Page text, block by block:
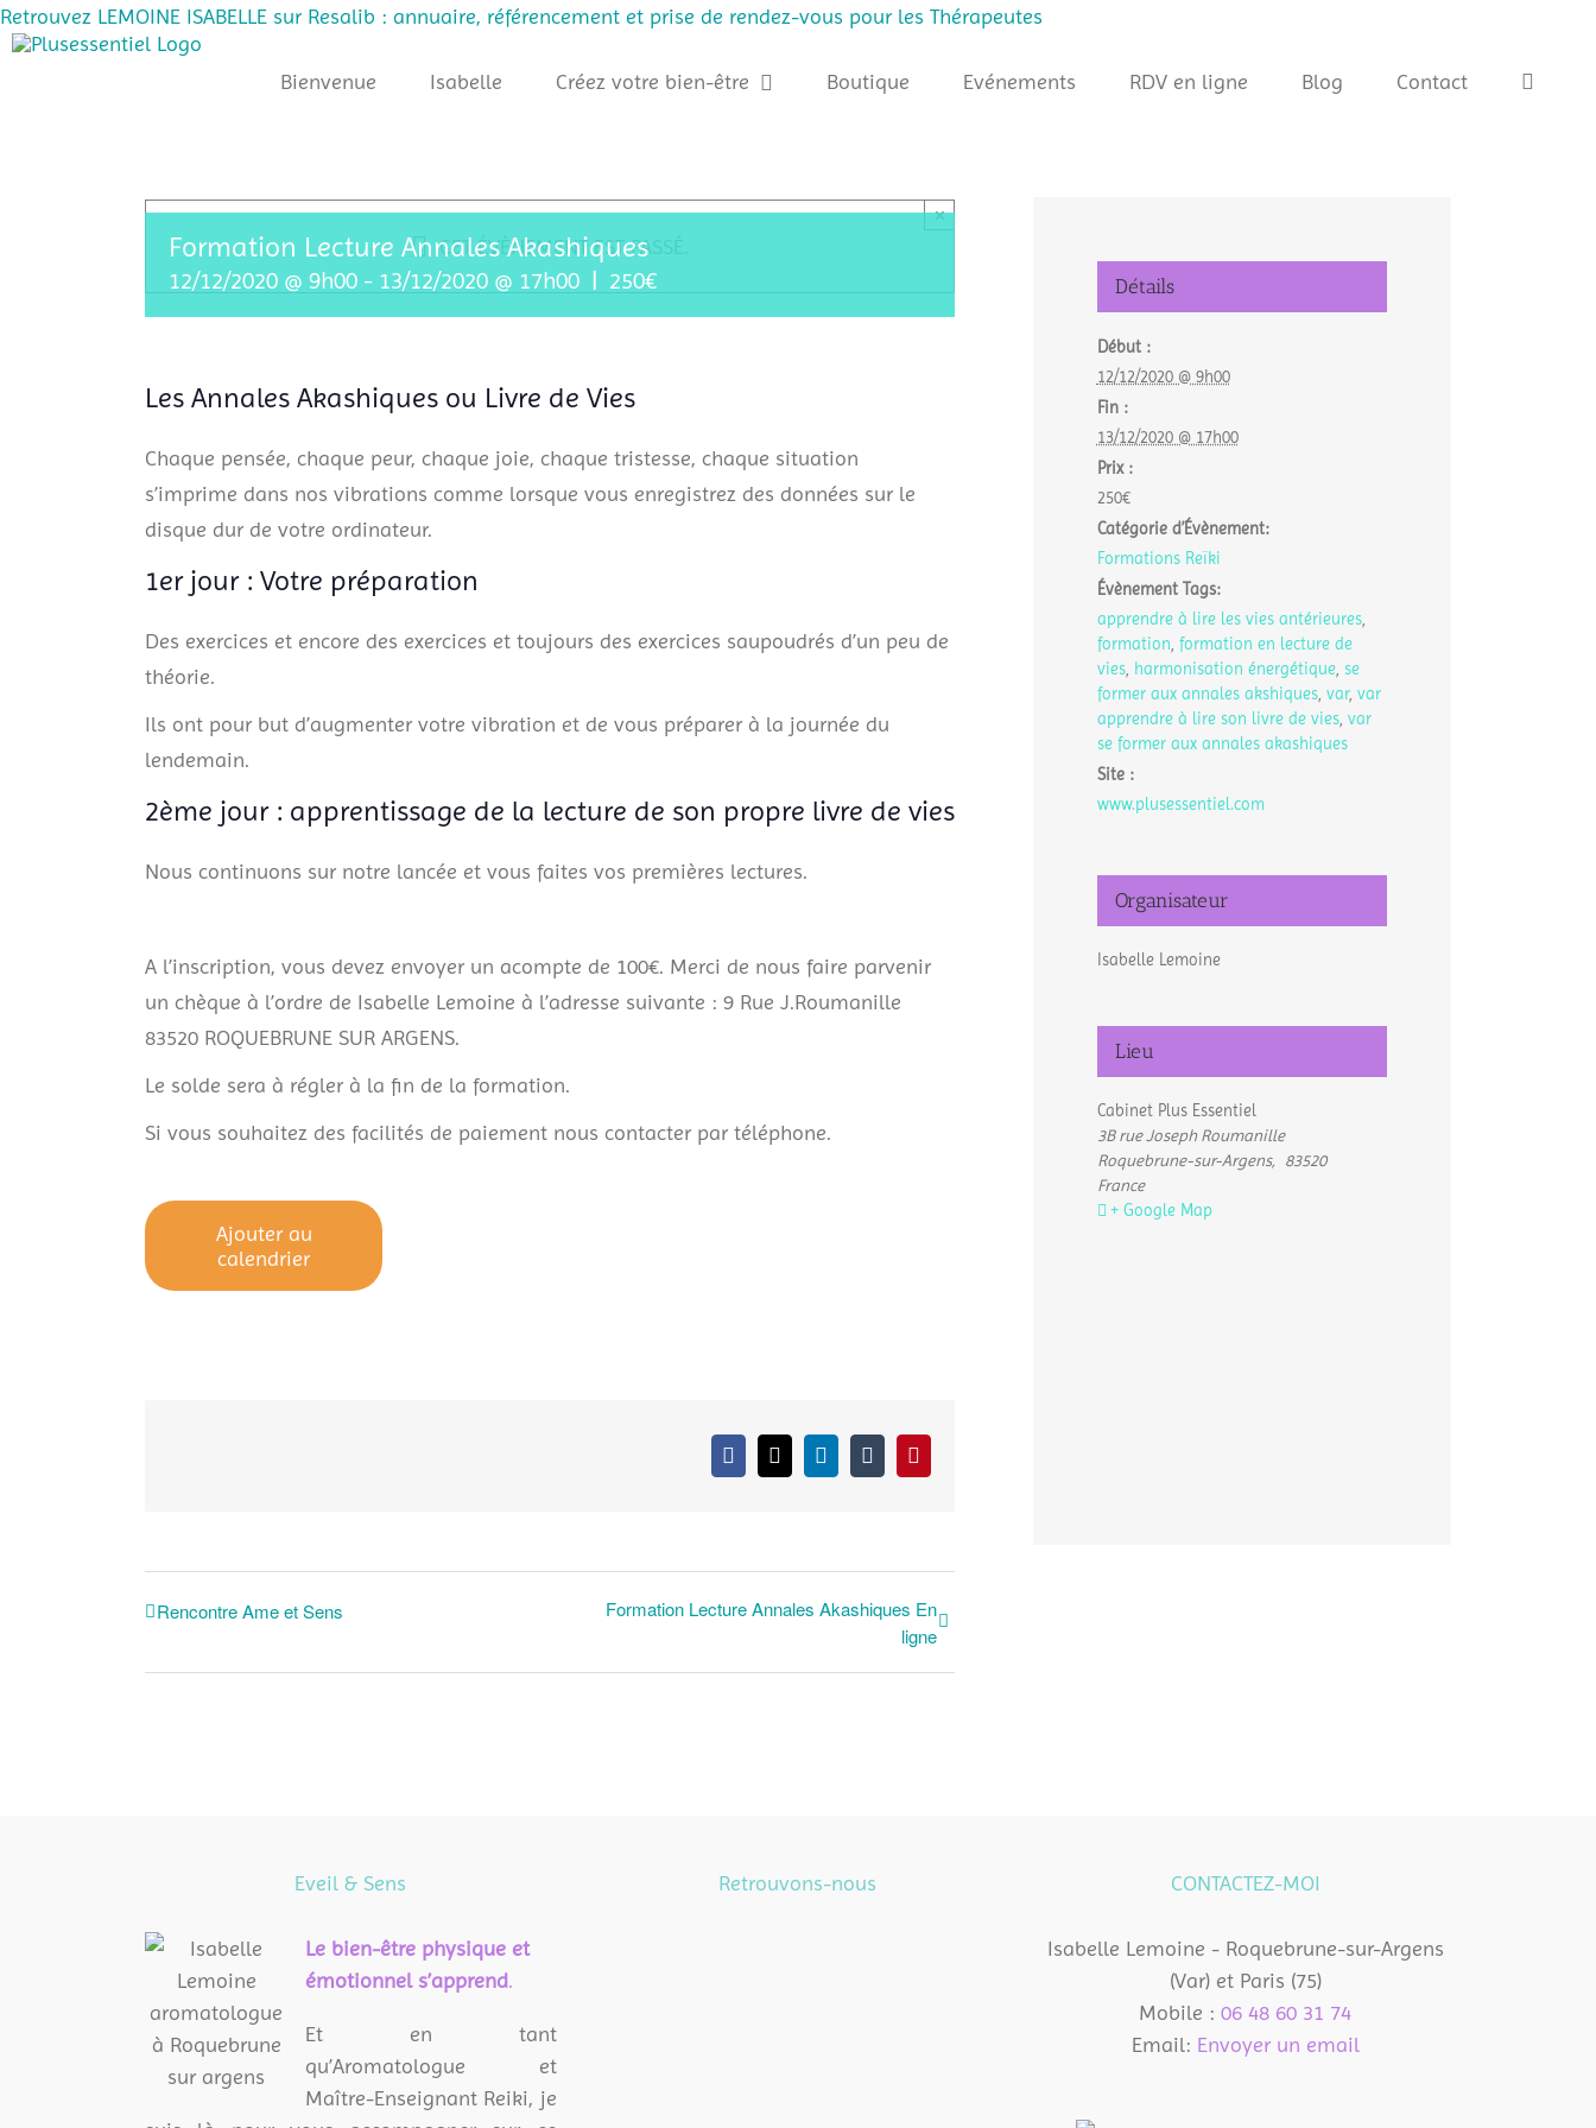
Retrouvez LEMOINE ISABELLE sur Resalib : annuaire, référencement et prise de rendez-vous pour les Thérapeutes
Passer
Bienvenue Isabelle Créez votre bien-être Boutique Evénements RDV en ligne Blog Contact
CET ÉVÈNEMENT EST PASSÉ.
×
Formation Lecture Annales Akashiques
12/12/2020 @ 9h00 - 13/12/2020 @ 17h00 250€
Les Annales Akashiques ou Livre de Vies
Chaque pensée, chaque peur, chaque joie, chaque tristesse, chaque situation
s’imprime dans nos vibrations comme lorsque vous enregistrez des données sur le
disque dur de votre ordinateur.
1er jour : Votre préparation
Des exercices et encore des exercices et toujours des exercices saupoudrés d’un peu de
théorie.
Ils ont pour but d’augmenter votre vibration et de vous préparer à la journée du
lendemain.
2ème jour : apprentissage de la lecture de son propre livre de vies
Nous continuons sur notre lancée et vous faites vos premières lectures.
A l’inscription, vous devez envoyer un acompte de 100€. Merci de nous faire parvenir
un chèque à l’ordre de Isabelle Lemoine à l’adresse suivante : 9 Rue J.Roumanille
83520 ROQUEBRUNE SUR ARGENS.
Le solde sera à régler à la fin de la formation.
Si vous souhaitez des facilités de paiement nous contacter par téléphone.
Ajouter au
calendrier
Facebook
X LinkedInTumblrPinterest
Rencontre Ame et Sens
Formation Lecture Annales Akashiques En
ligne
Détails
Début :
12/12/2020 @ 9h00
Fin :
13/12/2020 @ 17h00
Prix :
250€
Catégorie d’Évènement:
Formations Reïki
Évènement Tags:
apprendre à lire les vies antérieures,
formation formation en lecture de
vies, harmonisation énergétique, se
former aux annales akshiques, var, var
apprendre à lire son livre de vies, var
se former aux annales akashiques
Site :
www.plusessentiel.com
Organisateur
Isabelle Lemoine
Lieu
Cabinet Plus Essentiel
3B rue Joseph Roumanille
Roquebrune-sur-Argens,
83520
France
+ Google Map
Eveil & Sens
Le bien-être physique et
émotionnel s’apprend.
Et en tant
qu’Aromatologue et
Maître-Enseignant Reiki, je
Retrouvons-nous CONTACTEZ-MOI
Isabelle Lemoine - Roquebrune-sur-Argens
(Var) et Paris (75)
Mobile :06 48 60 31 74
Email: Envoyer un email